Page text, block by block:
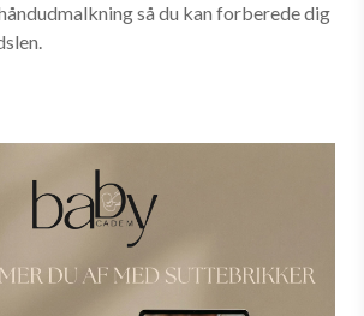
så du kan forberede dig